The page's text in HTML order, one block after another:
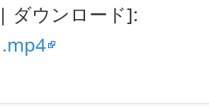
ダウンロード]: